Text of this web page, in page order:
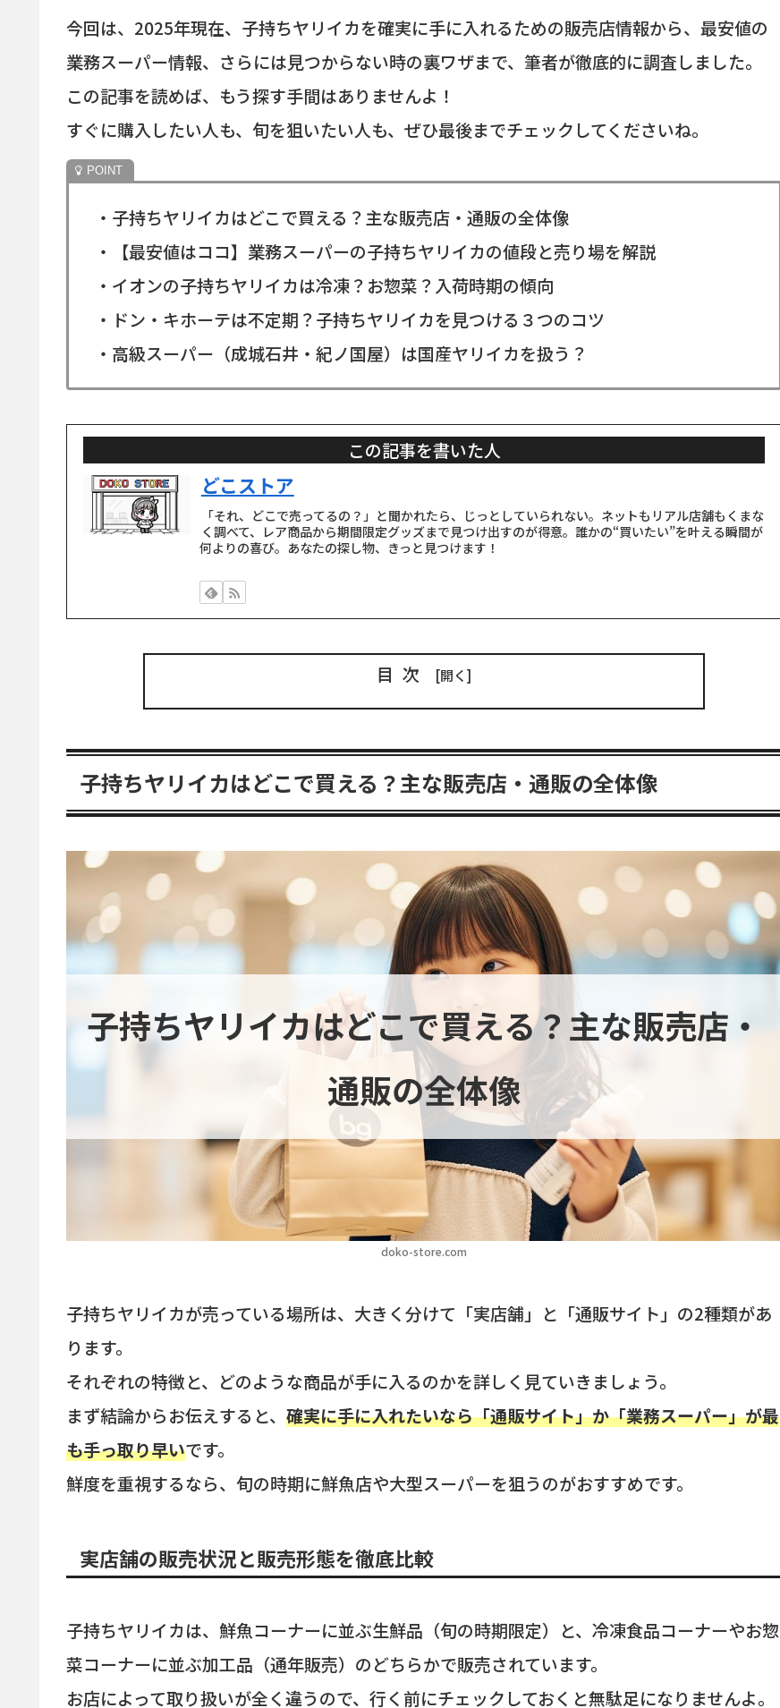
今回は、2025年現在、子持ちヤリイカを確実に手に入れるための販売店情報から、最安値の
業務スーパー情報、さらには見つからない時の裏ワザまで、筆者が徹底的に調査しました。
この記事を読めば、もう探す手間はありませんよ！
すぐに購入したい人も、旬を狙いたい人も、ぜひ最後までチェックしてくださいね。
・子持ちヤリイカはどこで買える？主な販売店・通販の全体像
・【最安値はココ】業務スーパーの子持ちヤリイカの値段と売り場を解説
・イオンの子持ちヤリイカは冷凍？お惣菜？入荷時期の傾向
・ドン・キホーテは不定期？子持ちヤリイカを見つける３つのコツ
・高級スーパー（成城石井・紀ノ国屋）は国産ヤリイカを扱う？
この記事を書いた人
どこストア
「それ、どこで売ってるの？」と聞かれたら、じっとしていられない。ネットもリアル店舗もくまな
く調べて、レア商品から期間限定グッズまで見つけ出すのが得意。誰かの“買いたい”を叶える瞬間が
何よりの喜び。あなたの探し物、きっと見つけます！
目次
子持ちヤリイカはどこで買える？主な販売店・通販の全体像
doko-store.com
子持ちヤリイカはどこで買える？主な販売店・
通販の全体像
子持ちヤリイカが売っている場所は、大きく分けて「実店舗」と「通販サイト」の2種類があ
ります。
それぞれの特徴と、どのような商品が手に入るのかを詳しく見ていきましょう。
まず結論からお伝えすると、 確実に手に入れたいなら「通販サイト」か「業務スーパー」が最
も手っ取り早いです。
鮮度を重視するなら、旬の時期に鮮魚店や大型スーパーを狙うのがおすすめです。
実店舗の販売状況と販売形態を徹底比較
子持ちヤリイカは、鮮魚コーナーに並ぶ生鮮品（旬の時期限定）と、冷凍食品コーナーやお惣
菜コーナーに並ぶ加工品（通年販売）のどちらかで販売されています。
お店によって取り扱いが全く違うので、行く前にチェックしておくと無駄足になりませんよ。